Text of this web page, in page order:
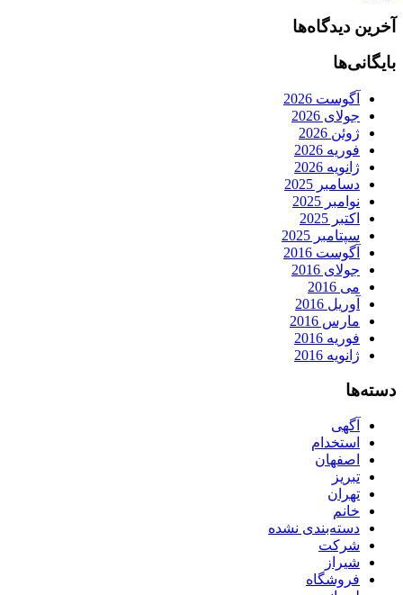
آخرین دیدگاه‌ها
بایگانی‌ها
آگوست 2026
جولای 2026
ژوئن 2026
فوریه 2026
ژانویه 2026
دسامبر 2025
نوامبر 2025
اکتبر 2025
سپتامبر 2025
آگوست 2016
جولای 2016
می 2016
آوریل 2016
مارس 2016
فوریه 2016
ژانویه 2016
دسته‌ها
آگهی
استخدام
اصفهان
تبریز
تهران
خانم
دسته‌بندی نشده
شرکت
شیراز
فروشگاه